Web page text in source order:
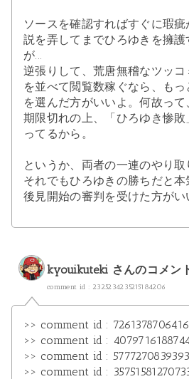
ソースを確認すればすぐに瑕
説を弄してまでひろゆきを擁
が...
逆張りして、荒唐無稽なツッ
を並べて閲覧数稼ぐなら、も
を選んだ方がいいよ。何故っ
期限切れの上、「ひろゆき惨敗
ってるから。
というか、両者の一連のやり取
それでもひろゆきの勝ちだと本
後見開始の審判を受けた方がい
kyouikuteki さんのコメン
comment id : 2325234235215184206
>> comment id :
>> comment id :
>> comment id :
>> comment id :